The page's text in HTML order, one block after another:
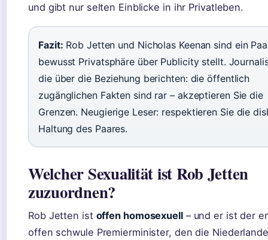
und gibt nur selten Einblicke in ihr Privatleben.
Fazit: Rob Jetten und Nicholas Keenan sind ein
bewusst Privatsphäre über Publicity stellt.
die über die Beziehung berichten: die öffentlich
zugänglichen Fakten sind rar – akzeptieren Sie die
Grenzen. Neugierige Leser: respektieren Sie die
Haltung des Paares.
Welcher Sexualität ist Rob Jetten
zuzuordnen?
Rob Jetten ist offen homosexuell– und er ist der
offen schwule Premierminister, den die